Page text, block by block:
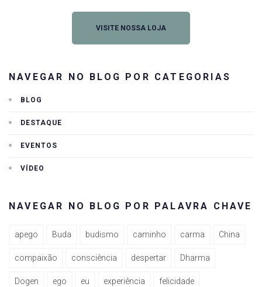
VISITE NOSSA LOJA
NAVEGAR NO BLOG POR CATEGORIAS
BLOG
DESTAQUE
EVENTOS
VÍDEO
NAVEGAR NO BLOG POR PALAVRA CHAVE
apego Buda budismo caminho carma China
compaixão consciência despertar Dharma
Dogen ego eu experiência felicidade